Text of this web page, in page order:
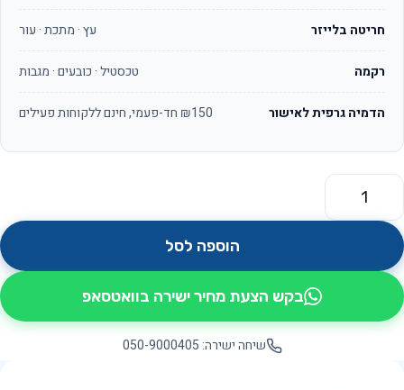
חריטה בלייזר עץ · מתכת · עור
רקמה טכסטיל · כובעים · מגבות
הדמיה גרפית לאישור ₪150 חד-פעמי, חינם ללקוחות פעילים
כמות של תמר OS5500
הוספה לסל
בקש הצעת מחיר ישירה בוואטסאפ
שיחה ישירה: 050-9000405